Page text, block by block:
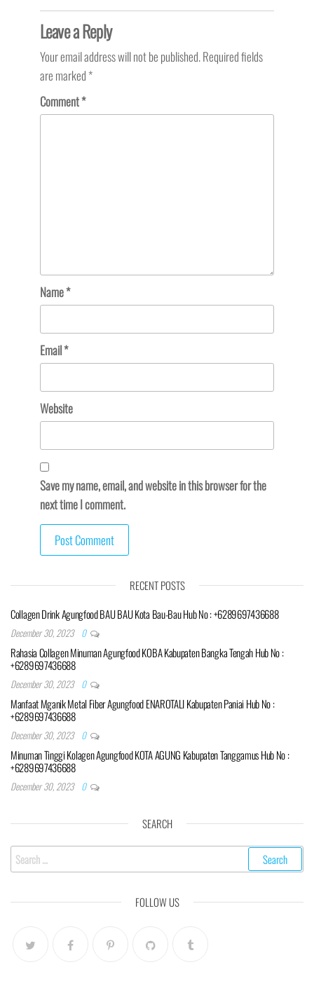
Leave a Reply
Your email address will not be published.Required fields
are marked*
Comment*
Name*
Email*
Website
Save my name, email, and website in this browser for the
next time I comment.
RECENT POSTS
Collagen Drink Agungfood BAU BAU Kota Bau-Bau Hub No : +6289697436688
December 30, 2023 0
Rahasia Collagen Minuman Agungfood KOBA Kabupaten Bangka Tengah Hub No :
+6289697436688
December 30, 2023 0
Manfaat Mganik Metal Fiber Agungfood ENAROTALI Kabupaten Paniai Hub No :
+6289697436688
December 30, 2023 0
Minuman Tinggi Kolagen Agungfood KOTA AGUNG Kabupaten Tanggamus Hub No :
+6289697436688
December 30, 2023 0
SEARCH
Search
for:
FOLLOW US